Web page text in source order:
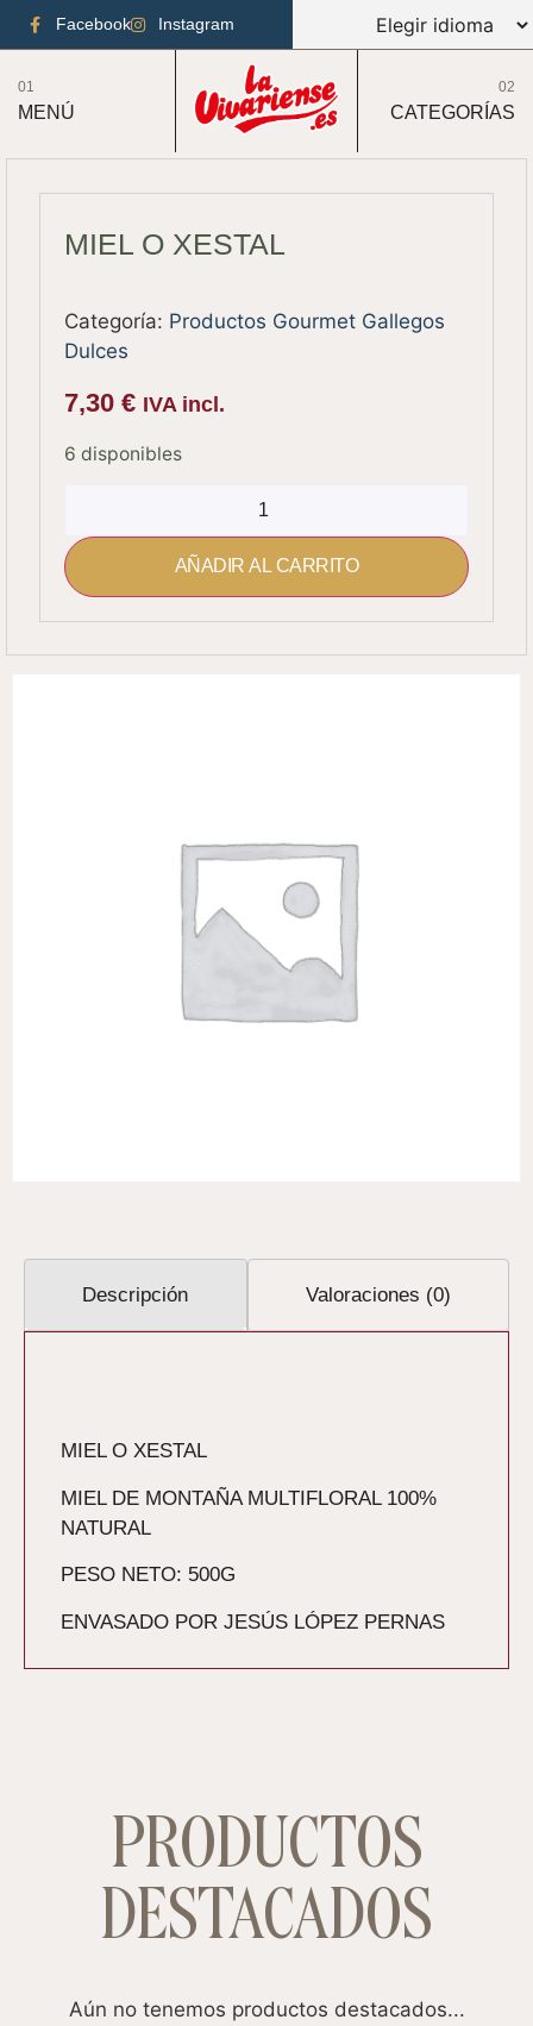
Facebook Instagram
01
MENÚ
02
CATEGORÍAS
MIEL O XESTAL
Categoría: Productos Gourmet Gallegos
Dulces
7,30€ IVA incl.
6 disponibles
AÑADIR AL CARRITO
Descripción Valoraciones (0)
MIEL O XESTAL
MIEL DE MONTAÑA MULTIFLORAL 100%
NATURAL
PESO NETO: 500G
ENVASADO POR JESÚS LÓPEZ PERNAS
PRODUCTOS
DESTACADOS
Aún no tenemos productos destacados...